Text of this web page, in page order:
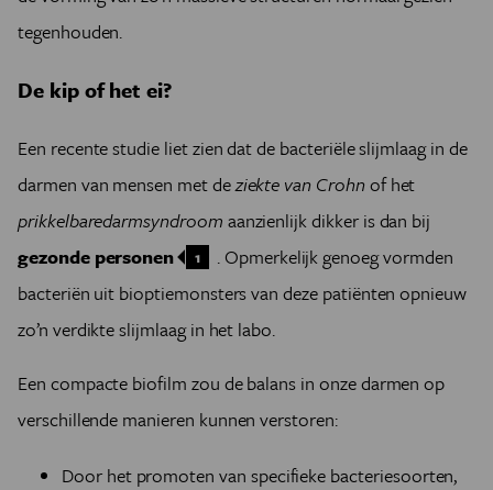
tegenhouden.
De kip of het ei?
Een recente studie liet zien dat de bacteriële slijmlaag in de
darmen van mensen met deziekte van Crohnof het
prikkelbaredarmsyndroom aanzienlijk dikker is dan bij
gezonde personen
1
. Opmerkelijk genoeg vormden
bacteriën uit bioptiemonsters van deze patiënten opnieuw
zo’n verdikte slijmlaag in het labo.
Een compacte biofilm zou de balans in onze darmen op
verschillende manieren kunnen verstoren:
Door het promoten van specifieke bacteriesoorten,